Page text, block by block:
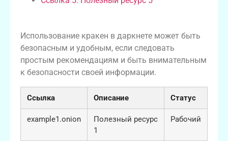
Использование кракен в даркнете может быть
безопасным и удобным, если следовать
простым рекомендациям и быть внимательным
к безопасности своей информации.
Ссылка Описание Статус
example1.onion
Полезный ресурс
1
Рабочий